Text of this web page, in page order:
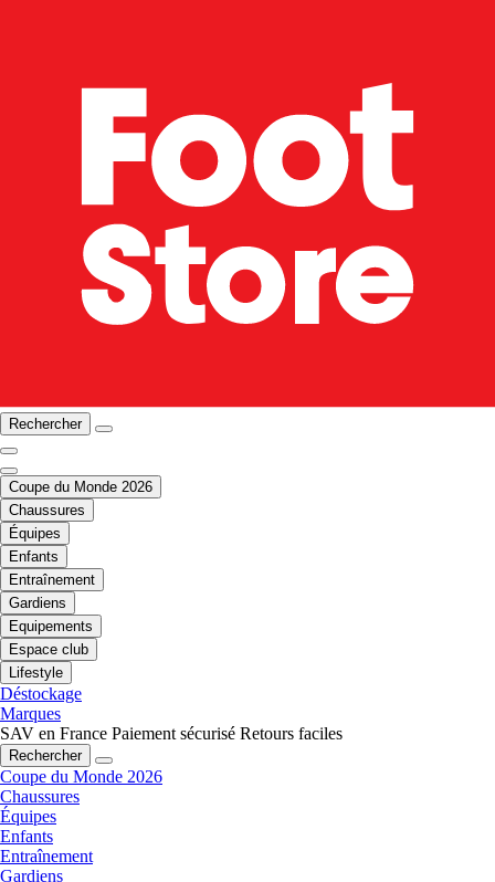
Rechercher
Coupe du Monde 2026
Chaussures
Équipes
Enfants
Entraînement
Gardiens
Equipements
Espace club
Lifestyle
Déstockage
Marques
SAV en France Paiement sécurisé Retours faciles
Rechercher
Coupe du Monde 2026
Chaussures
Équipes
Enfants
Entraînement
Gardiens